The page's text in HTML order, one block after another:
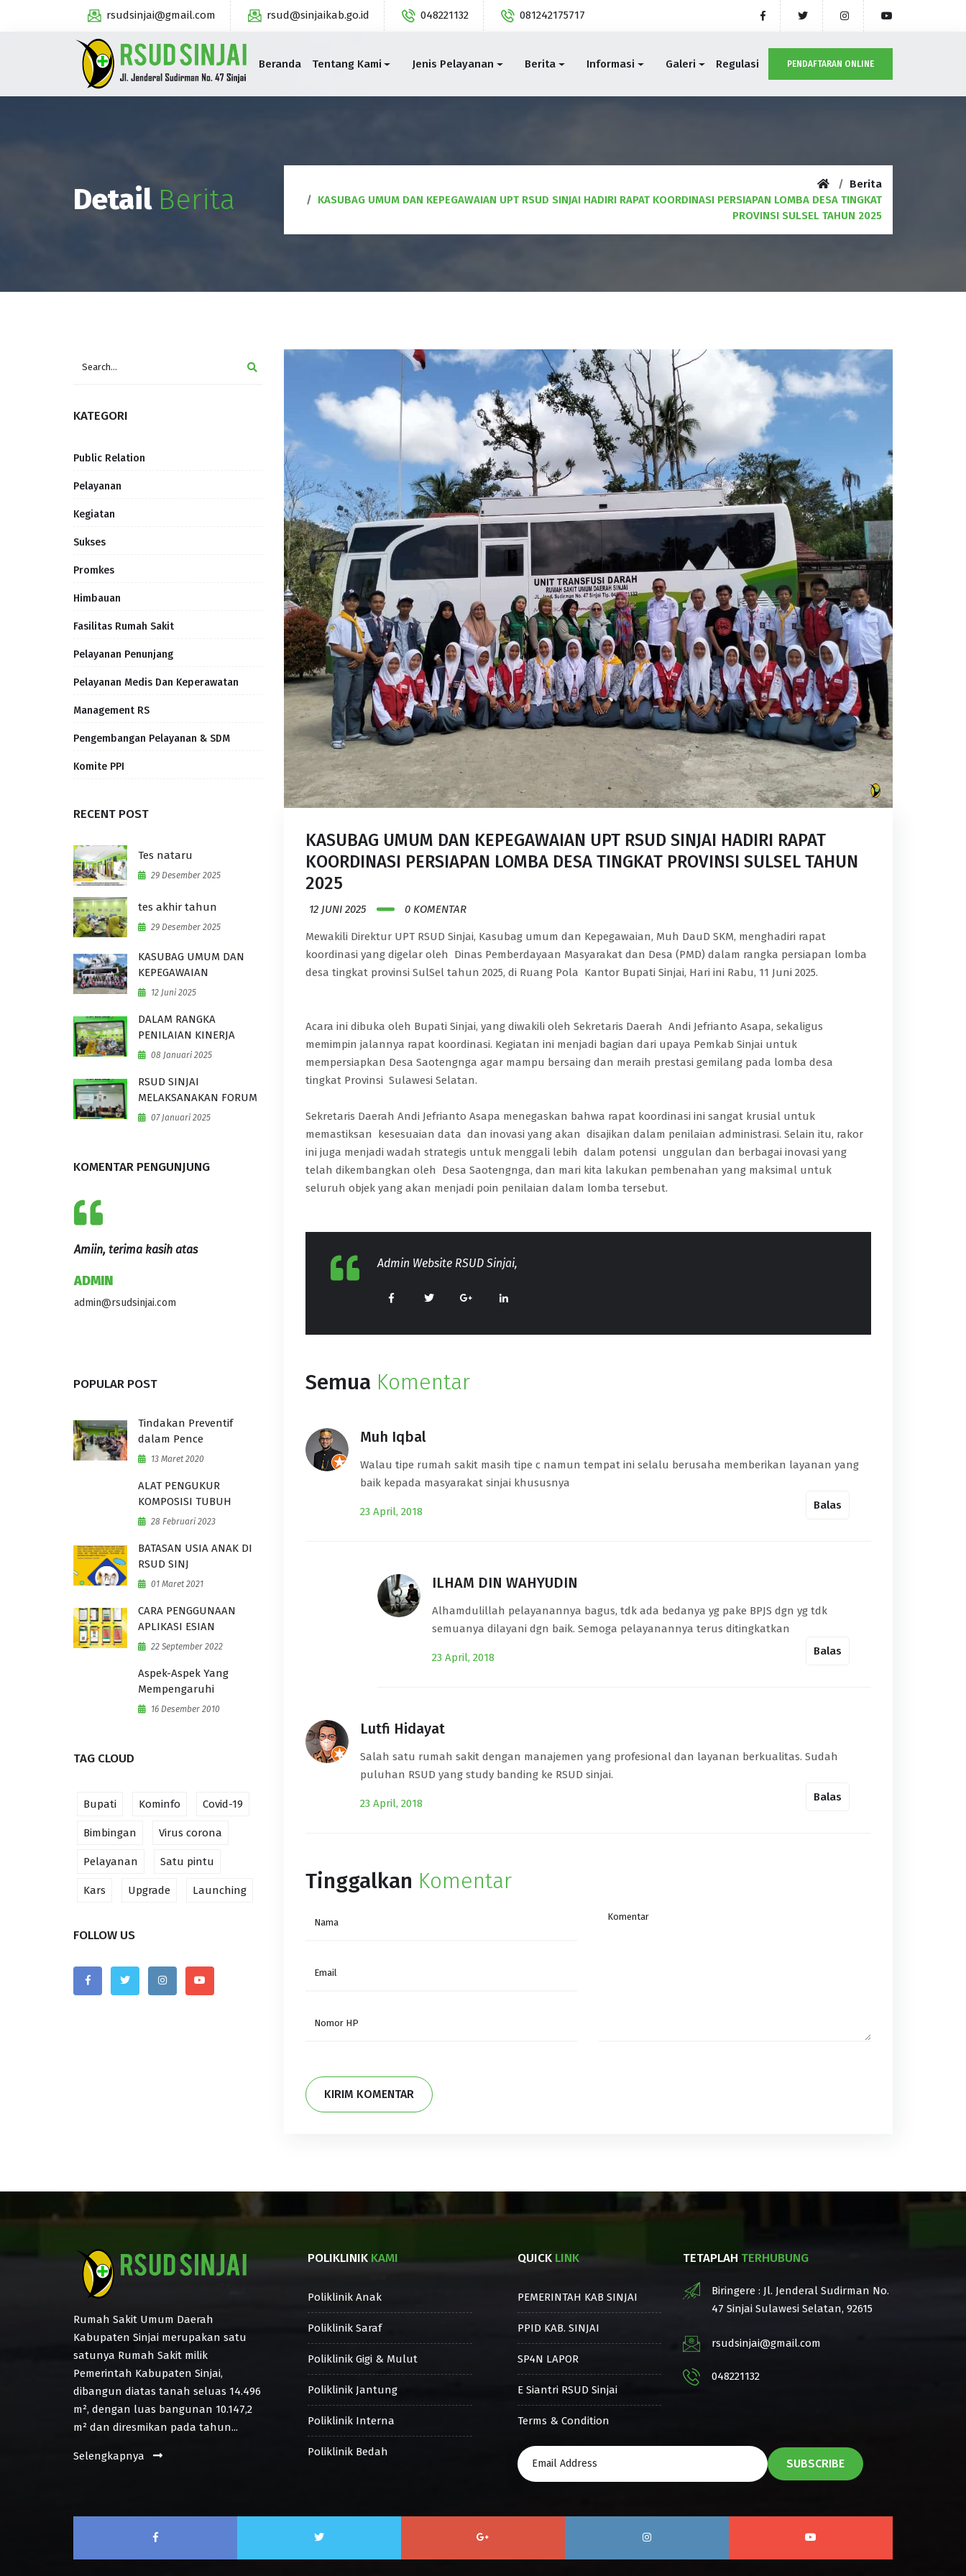
rsudsinjai@gmail.com rsud@sinjaikab.go.id 048221132 081242175717
Beranda Tentang Kami Jenis Pelayanan Berita Informasi Galeri Regulasi PENDAFTARAN ONLINE
Detail Berita
Berita
KASUBAG UMUM DAN KEPEGAWAIAN UPT RSUD SINJAI HADIRI RAPAT KOORDINASI PERSIAPAN LOMBA DESA TINGKAT
PROVINSI SULSEL TAHUN 2025
KASUBAG UMUM DAN KEPEGAWAIAN UPT RSUD SINJAI HADIRI RAPAT
KOORDINASI PERSIAPAN LOMBA DESA TINGKAT PROVINSI SULSEL TAHUN
2025
12 JUNI 2025 0 KOMENTAR
Mewakili Direktur UPT RSUD Sinjai, Kasubag umum dan Kepegawaian, Muh DauD SKM, menghadiri rapat
koordinasi yang digelar oleh Dinas Pemberdayaan Masyarakat dan Desa (PMD) dalam rangka persiapan lomba
desa tingkat provinsi SulSel tahun 2025, di Ruang Pola Kantor Bupati Sinjai, Hari ini Rabu, 11 Juni 2025.
Acara ini dibuka oleh Bupati Sinjai, yang diwakili oleh Sekretaris Daerah Andi Jefrianto Asapa, sekaligus
memimpin jalannya rapat koordinasi. Kegiatan ini menjadi bagian dari upaya Pemkab Sinjai untuk
mempersiapkan Desa Saotengnga agar mampu bersaing dan meraih prestasi gemilang pada lomba desa
tingkat Provinsi Sulawesi Selatan.
Sekretaris Daerah Andi Jefrianto Asapa menegaskan bahwa rapat koordinasi ini sangat krusial untuk
memastiksan kesesuaian data dan inovasi yang akan disajikan dalam penilaian administrasi. Selain itu, rakor
ini juga menjadi wadah strategis untuk menggali lebih dalam potensi unggulan dan berbagai inovasi yang
telah dikembangkan oleh Desa Saotengnga, dan mari kita lakukan pembenahan yang maksimal untuk
seluruh objek yang akan menjadi poin penilaian dalam lomba tersebut.
Admin Website RSUD Sinjai,
Semua Komentar
Muh Iqbal
Walau tipe rumah sakit masih tipe c namun tempat ini selalu berusaha memberikan layanan yang
baik kepada masyarakat sinjai khususnya
23 April, 2018 Balas
ILHAM DIN WAHYUDIN
Alhamdulillah pelayanannya bagus, tdk ada bedanya yg pake BPJS dgn yg tdk
semuanya dilayani dgn baik. Semoga pelayanannya terus ditingkatkan
23 April, 2018 Balas
Lutfi Hidayat
Salah satu rumah sakit dengan manajemen yang profesional dan layanan berkualitas. Sudah
puluhan RSUD yang study banding ke RSUD sinjai.
23 April, 2018 Balas
Tinggalkan Komentar
KIRIM KOMENTAR
KATEGORI
Public Relation
Pelayanan
Kegiatan
Sukses
Promkes
Himbauan
Fasilitas Rumah Sakit
Pelayanan Penunjang
Pelayanan Medis Dan Keperawatan
Management RS
Pengembangan Pelayanan & SDM
Komite PPI
RECENT POST
Tes nataru
29 Desember 2025
tes akhir tahun
29 Desember 2025
KASUBAG UMUM DAN
KEPEGAWAIAN
12 Juni 2025
DALAM RANGKA
PENILAIAN KINERJA
08 Januari 2025
RSUD SINJAI
MELAKSANAKAN FORUM
07 Januari 2025
KOMENTAR PENGUNJUNG
Mudah mudahan dengan adanya
menjadi semakin
admin@rsudsinjai.com
POPULAR POST
Tindakan Preventif
dalam Pence
13 Maret 2020
ALAT PENGUKUR
KOMPOSISI TUBUH
28 Februari 2023
BATASAN USIA ANAK DI
RSUD SINJ
01 Maret 2021
CARA PENGGUNAAN
APLIKASI ESIAN
22 September 2022
Aspek-Aspek Yang
Mempengaruhi
16 Desember 2010
TAG CLOUD
Bupati Kominfo Covid-19
Bimbingan Virus corona
Pelayanan Satu pintu
Kars Upgrade Launching
FOLLOW US
Rumah Sakit Umum Daerah
Kabupaten Sinjai merupakan satu
satunya Rumah Sakit milik
Pemerintah Kabupaten Sinjai,
dibangun diatas tanah seluas 14.496
m², dengan luas bangunan 10.147,2
m² dan diresmikan pada tahun...
Selengkapnya
POLIKLINIKKAMI
Poliklinik Anak
Poliklinik Saraf
Poliklinik Gigi & Mulut
Poliklinik Jantung
Poliklinik Interna
Poliklinik Bedah
QUICK LINK
PEMERINTAH KAB SINJAI
PPID KAB. SINJAI
SP4N LAPOR
E Siantri RSUD Sinjai
Terms & Condition
TETAPLAH TERHUBUNG
Biringere : Jl. Jenderal Sudirman No.
47 Sinjai Sulawesi Selatan, 92615
rsudsinjai@gmail.com
048221132